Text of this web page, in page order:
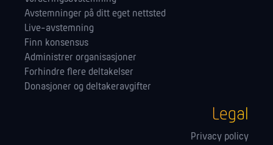
Avstemninger på ditt eget nettsted
Live-avstemning
Finn konsensus
Administrer orga­nisasjoner
Forhindre flere deltakelser
Donasjoner og deltakeravgifter
Legal
Privacy policy